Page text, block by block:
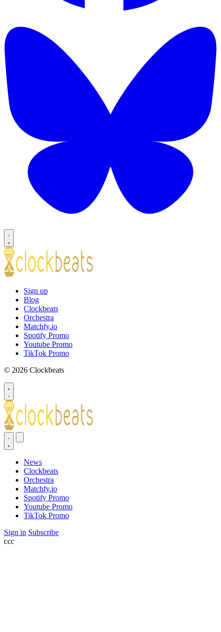
Sign up
Blog
Clockbeats
Orchestra
Matchfy.io
Spotify Promo
Youtube Promo
TikTok Promo
© 2026 Clockbeats
News
Clockbeats
Orchestra
Matchfy.io
Spotify Promo
Youtube Promo
TikTok Promo
Sign in Subscribe
ссс